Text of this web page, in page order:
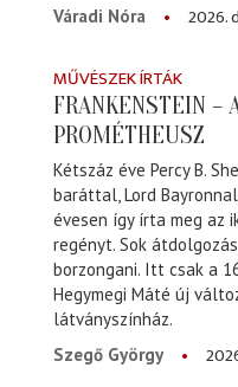
Váradi Nóra
2026.
MŰVÉSZEK ÍRTÁK
FRANKENSTEIN –
PROMÉTHEUSZ
Kétszáz éve Percy B.
baráttal, Lord
évesen így írta meg az
regényt. Sok
borzongani. Itt csak a
Hegymegi Máté új
látványszínház.
Szegő György